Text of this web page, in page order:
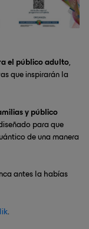
el público adulto,
que inspirarán la
y público
para que
de una manera
antes la habías
.